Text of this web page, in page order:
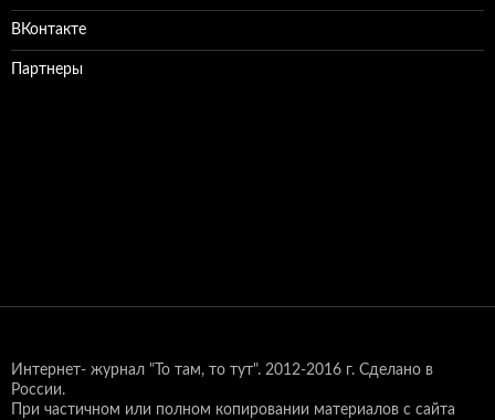
ВКонтакте
Партнеры
Интернет- журнал "То там, то тут". 2012-2016 г. Сделано в
России.
При частичном или полном копировании материалов с сайта